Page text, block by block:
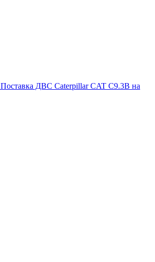
Поставка ДВС Caterpillar CAT C9.3B на